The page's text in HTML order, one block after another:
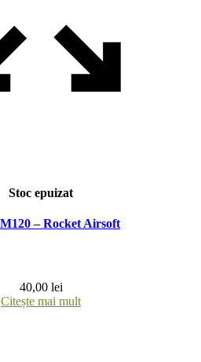
Stoc epuizat
– Rocket Airsoft
40,00 lei
Citește mai mult